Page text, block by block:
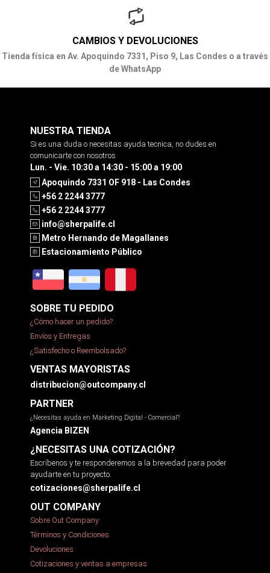
CAMBIOS Y DEVOLUCIONES
Tienda física en Av. Apoquindo 7331, Piso 9, Las Condes o a través
de WhatsApp
NUESTRA TIENDA
Si es una duda o necesitas ayuda tecnica, no dudes en
comunicarte con nosotros
Lun. - Vie. 10:30 a 14:30 - 15:00 a 19:00
Apoquindo 7331 OF 918 - Las Condes
+56 2 2244 3777
+56 2 2244 3777
info@sherpalife.cl
Metro Hernando de Magallanes
Estacionamiento Público
SOBRE TU PEDIDO
¿Cómo hacer un pedido?
Envíos y Entregas
¿Satisfecho o Reembolsado?
VENTAS MAYORISTAS
distribucion@outcompany.cl
PARTNER
¿Necesitas ayuda en Marketing Digital - Comercial?
Agencia BIZEN
¿NECESITAS UNA COTIZACIÓN?
Escríbenos y te responderemos a la brevedad para poder
ayudarte en tu proyecto.
cotizaciones@sherpalife.cl
OUT COMPANY
Sobre Out Company
Términos y Condiciones
Devoluciones
Cotizaciones y ventas a empresas